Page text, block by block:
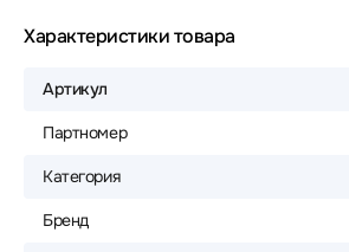
Характеристики товара
Артикул
Партномер
Категория
Бренд